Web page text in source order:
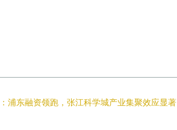
浦东融资领跑，张江科学城产业集聚效应显著